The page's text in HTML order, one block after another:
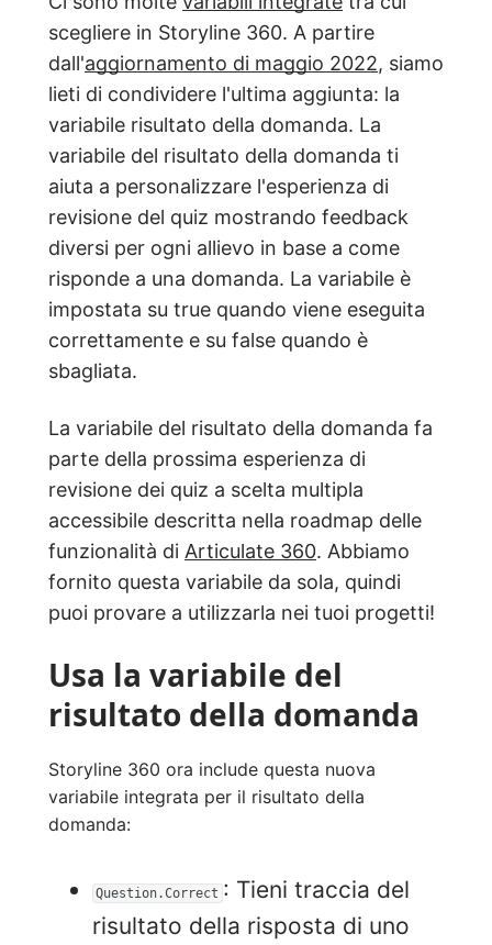
scegliere in Storyline 360. A partire
dall'aggiornamento di maggio 2022, siamo
lieti di condividere l'ultima aggiunta: la
variabile risultato della domanda. La
variabile del risultato della domanda ti
aiuta a personalizzare l'esperienza di
revisione del quiz mostrando feedback
diversi per ogni allievo in base a come
risponde a una domanda. La variabile è
impostata su true quando viene eseguita
correttamente e su false quando è
sbagliata.
La variabile del risultato della domanda fa
parte della prossima esperienza di
revisione dei quiz a scelta multipla
accessibile descritta nella roadmap delle
funzionalità di Articulate 360. Abbiamo
fornito questa variabile da sola, quindi
puoi provare a utilizzarla nei tuoi progetti!
Usa la variabile del
risultato della domanda
Storyline 360 ora include questa nuova
variabile integrata per il risultato della
domanda:
Question.Correct : Tieni traccia del
risultato della risposta di uno